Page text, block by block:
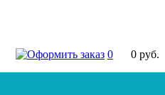
0 0 руб.